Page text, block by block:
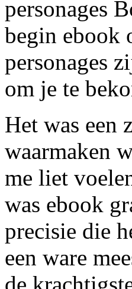
personages
begin ebook
personages
om je te
Het was een
waarmaken
me liet
was ebook
precisie die
een ware